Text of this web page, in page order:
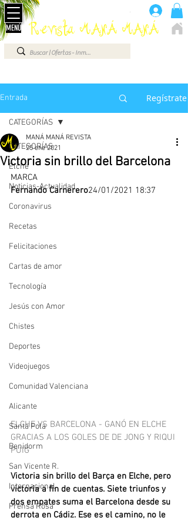
Revista MANÁ MANÁ
Anúnciate aquí 660 07 87 87
.
MENÚ
Entrada Regístrate
CATEGORÍAS
Elche
Noticias-Actualidad
Coronavirus
Recetas
Felicitaciones
Cartas de amor
Tecnología
Jesús con Amor
Chistes
Deportes
Videojuegos
Comunidad Valenciana
Alicante
Santa Pola
Benidorm
San Vicente R.
Internacional
Prensa Rosa
CATEGORÍAS
Victoria sin brillo del Barcelona
MANÁ MANÁ REVISTA
25 ene 2021
MARCA
Fernando Carnerero24/01/2021 18:37
ELCHE VS BARCELONA - GANÓ EN ELCHE
GRACIAS A LOS GOLES DE DE JONG Y RIQUI
PUIG
Victoria sin brillo del Barça en Elche, pero
victoria a fin de cuentas. Siete triunfos y
dos empates suma el Barcelona desde su
derrota en Cádiz. Ese es el camino, no le